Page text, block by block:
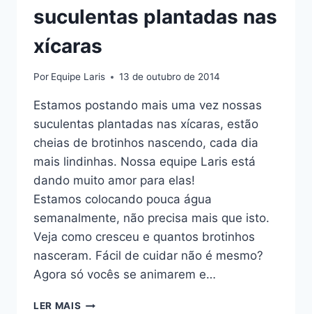
suculentas plantadas nas
xícaras
Por Equipe Laris 13 de outubro de 2014
Estamos postando mais uma vez nossas
suculentas plantadas nas xícaras, estão
cheias de brotinhos nascendo, cada dia
mais lindinhas. Nossa equipe Laris está
dando muito amor para elas!
Estamos colocando pouca água
semanalmente, não precisa mais que isto.
Veja como cresceu e quantos brotinhos
nasceram. Fácil de cuidar não é mesmo?
Agora só vocês se animarem e…
LER MAIS ACOMPANHE